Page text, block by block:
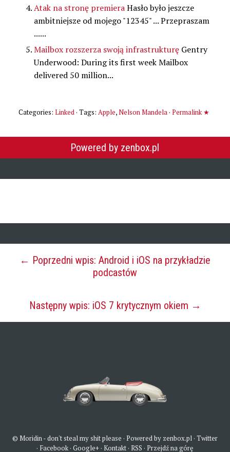
Atak na stronę premieraHasło było jeszcze
ambitniejsze od mojego "12345" ... Przepraszam
......
Mailbox rozszerza swoją infrastrukturę Gentry
Underwood: During its first week Mailbox
delivered 50 million...
Categories: Linked· Tags: Apple,Nelson Mandela· Permalink ★
Powered by zenbox.pl
← Poprzedni wpis: Android i iOS na przykładzie
podcastów
Następny wpis: iOS 7 krytycznym okiem →
© Moridin- don't steal my shit please · Powered by zenbox.pl· Twitter
· Facebook· Google+· Kontakt· RSS · Przejdź na górę